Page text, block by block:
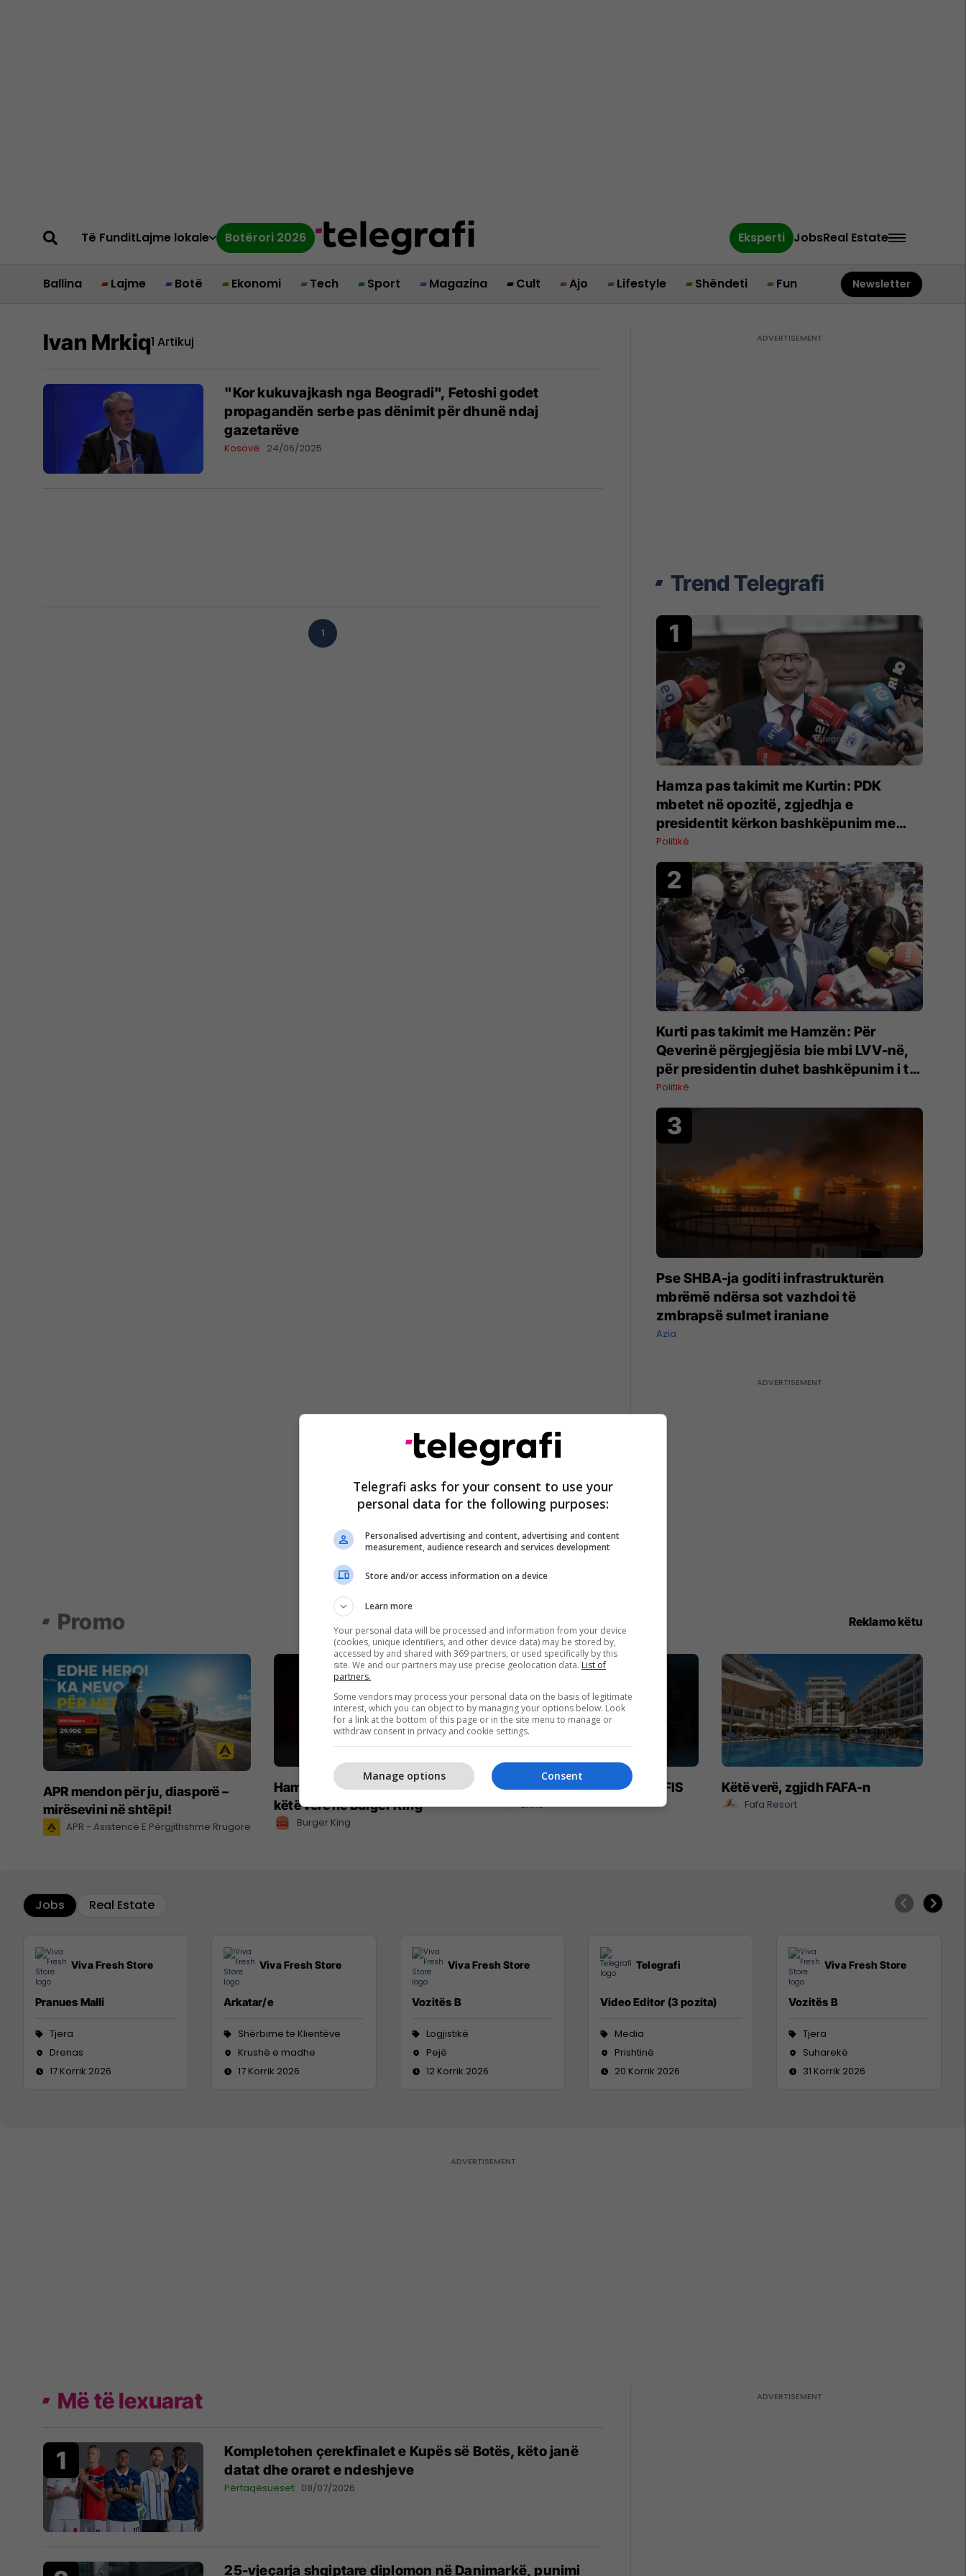
Të FunditLajme lokale Botërori 2026 Eksperti JobsReal Estate
Ballina Lajme Botë Ekonomi Tech Sport Magazina Cult Ajo Lifestyle Shëndeti Fun Newsletter
Ivan Mrkiq1 Artikuj
"Kor kukuvajkash nga Beogradi", Fetoshi godet
propagandën serbe pas dënimit për dhunë ndaj
gazetarëve
Kosovë 24/06/2025
1
Trend Telegrafi
Hamza pas takimit me Kurtin: PDK
mbetet në opozitë, zgjedhja e
presidentit kërkon bashkëpunim me
LVV-në
Politikë
Kurti pas takimit me Hamzën: Për
Qeverinë përgjegjësia bie mbi LVV-në,
për presidentin duhet bashkëpunim i të
gjitha partive
Politikë
Pse SHBA-ja goditi infrastrukturën
mbrëmë ndërsa sot vazhdoi të
zmbrapsë sulmet iraniane
Azia
Promo Reklamo këtu
APR mendon për ju, diasporë –
mirësevini në shtëpi!
APR - Asistencë E Përgjithshme Rrugore
Hamburgeri ma kjut najher vjen
këtë verë në Burger King
Burger King
Me ju në çdo kilometër - EXFIS
EXFIS
Këtë verë, zgjidh FAFA-n
Fafa Resort
Jobs Real Estate
Viva Fresh Store
Pranues Malli
Tjera
Drenas
17 Korrik 2026
Viva Fresh Store
Arkatar/e
Shërbime te Klientëve
Krushë e madhe
17 Korrik 2026
Viva Fresh Store
Vozitës B
Logjistikë
Pejë
12 Korrik 2026
Telegrafi
Video Editor (3 pozita)
Media
Prishtinë
20 Korrik 2026
Viva Fresh Store
Vozitës B
Tjera
Suharekë
31 Korrik 2026
Më të lexuarat
Kompletohen çerekfinalet e Kupës së Botës, këto janë
datat dhe oraret e ndeshjeve
Përfaqësueset 08/07/2026
25-vjeçarja shqiptare diplomon në Danimarkë, punimi
Telegrafi asks for your consent to use your
personal data for the following purposes:
Personalised advertising and content, advertising and content
measurement, audience research and services development
Store and/or access information on a device
Learn more
Your personal data will be processed and information from your device
(cookies, unique identifiers, and other device data) may be stored by,
accessed by and shared with 369 partners, or used specifically by this
site. We and our partners may use precise geolocation data. List of
partners.
Some vendors may process your personal data on the basis of legitimate
interest, which you can object to by managing your options below. Look
for a link at the bottom of this page or in the site menu to manage or
withdraw consent in privacy and cookie settings.
Consent
Manage options